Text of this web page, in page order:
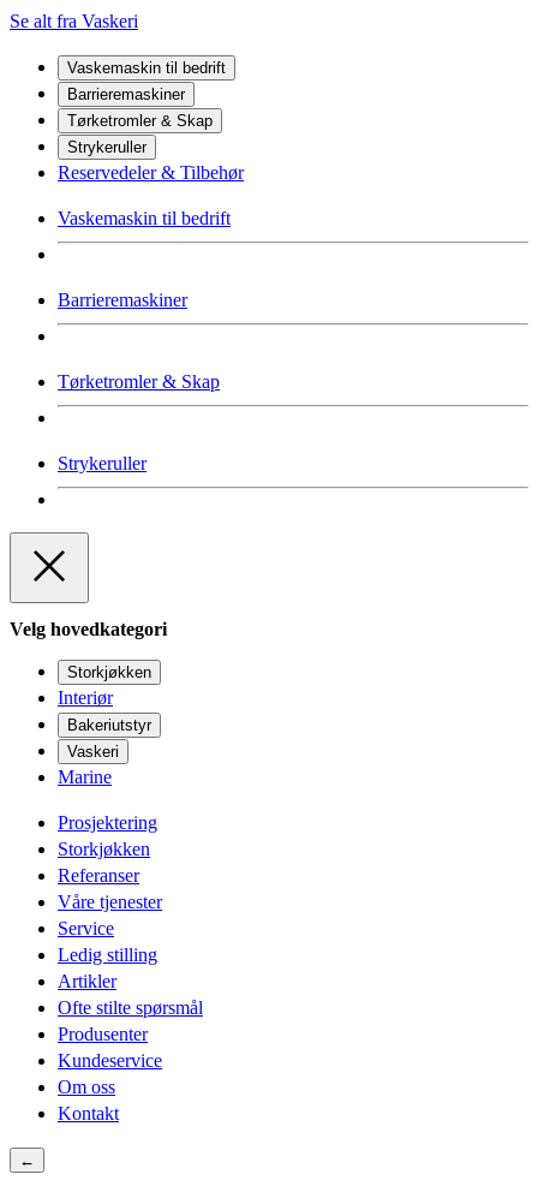
Se alt fra Vaskeri
Vaskemaskin til bedrift
Barrieremaskiner
Tørketromler & Skap
Strykeruller
Reservedeler & Tilbehør
Vaskemaskin til bedrift
Barrieremaskiner
Tørketromler & Skap
Strykeruller
Velg hovedkategori
Storkjøkken
Interiør
Bakeriutstyr
Vaskeri
Marine
Prosjektering
Storkjøkken
Referanser
Våre tjenester
Service
Ledig stilling
Artikler
Ofte stilte spørsmål
Produsenter
Kundeservice
Om oss
Kontakt
←